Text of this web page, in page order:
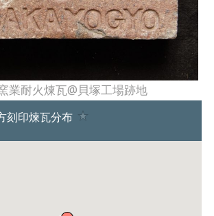
業耐火煉瓦@貝塚工場跡地